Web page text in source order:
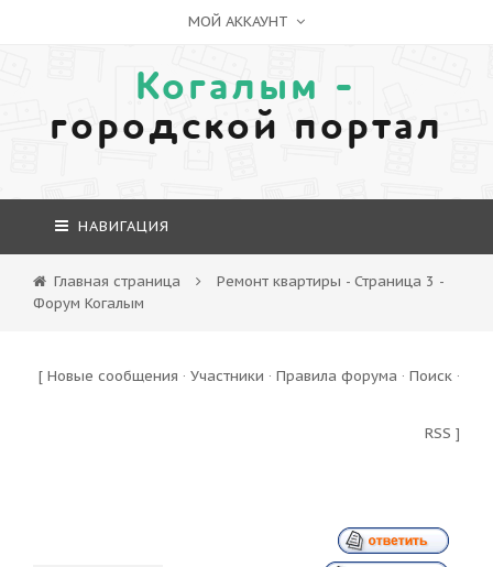
МОЙ АККАУНТ
Когалым -
городской портал
НАВИГАЦИЯ
Главная страница
Ремонт квартиры - Страница 3 -
Форум Когалым
[ Новые сообщения · Участники · Правила форума · Поиск ·
RSS ]